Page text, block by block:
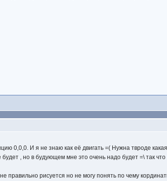
0,0,0. И я не знаю как её двигать =( Нужна твроде
, но в будующем мне это очень надо будет =\ так
правильно рисуется но не могу понять по чему